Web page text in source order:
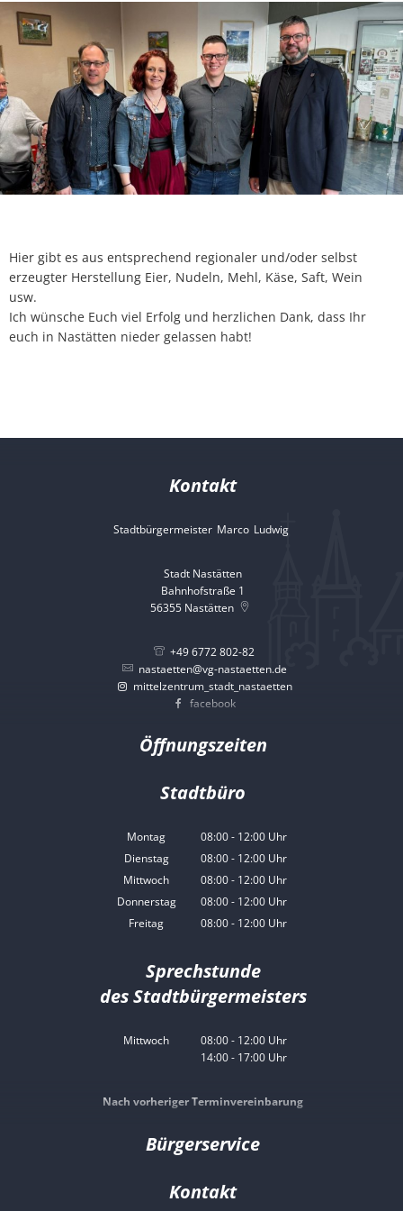
Abfallkalender
Nastätten-App
Hier gibt es aus entsprechend regionaler und/oder selbst
erzeugter Herstellung Eier, Nudeln, Mehl, Käse, Saft, Wein
usw.
Ich wünsche Euch viel Erfolg und herzlichen Dank, dass Ihr
euch in Nastätten nieder gelassen habt!
Kontakt
Stadtbürgermeister Marco Ludwig
Stadt Nastätten
Bahnhofstraße 1
56355 Nastätten
+49 6772 802-82
nastaetten@vg-nastaetten.de
mittelzentrum_stadt_nastaetten
facebook
Öffnungszeiten
Stadtbüro
Montag 08:00- 12:00Uhr
Von 08:00 bis 12:00 Uhr
Dienstag 08:00- 12:00Uhr
Von 08:00 bis 12:00 Uhr
Mittwoch 08:00- 12:00Uhr
Von 08:00 bis 12:00 Uhr
Donnerstag 08:00- 12:00Uhr
Von 08:00 bis 12:00 Uhr
Freitag 08:00- 12:00Uhr
Sprechstunde
des Stadtbürgermeisters
Mittwoch 08:00- 12:00Uhr
Von 08:00 bis 12:00 Uhr
14:00- 17:00Uhr
Nach vorheriger Terminvereinbarung
Bürgerservice
Kontakt